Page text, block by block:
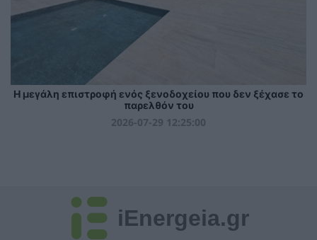
Η μεγάλη επιστροφή ενός ξενοδοχείου που δεν ξέχασε το
παρελθόν του
2026-07-29 12:25:00
iEnergeia.gr